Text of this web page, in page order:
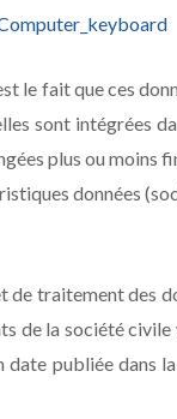
le fait que ces
sont intégrées
plus ou moins
données
de traitement des
de la société
publiée dans